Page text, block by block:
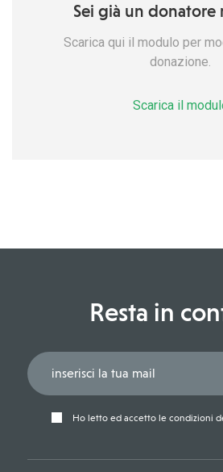
Sei già un donatore
Scarica qui il modulo per
donazione.
Scarica il
Resta in
Ho letto ed accetto le condizioni